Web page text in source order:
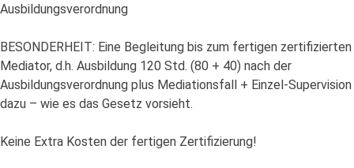
Ausbildungsverordnung
BESONDERHEIT: Eine Begleitung bis zum fertigen zertifizierten
Mediator, d.h. Ausbildung 120 Std. (80 + 40) nach der
Ausbildungsverordnung plus Mediationsfall + Einzel-Supervision
dazu – wie es das Gesetz vorsieht.
Keine Extra Kosten der fertigen Zertifizierung!